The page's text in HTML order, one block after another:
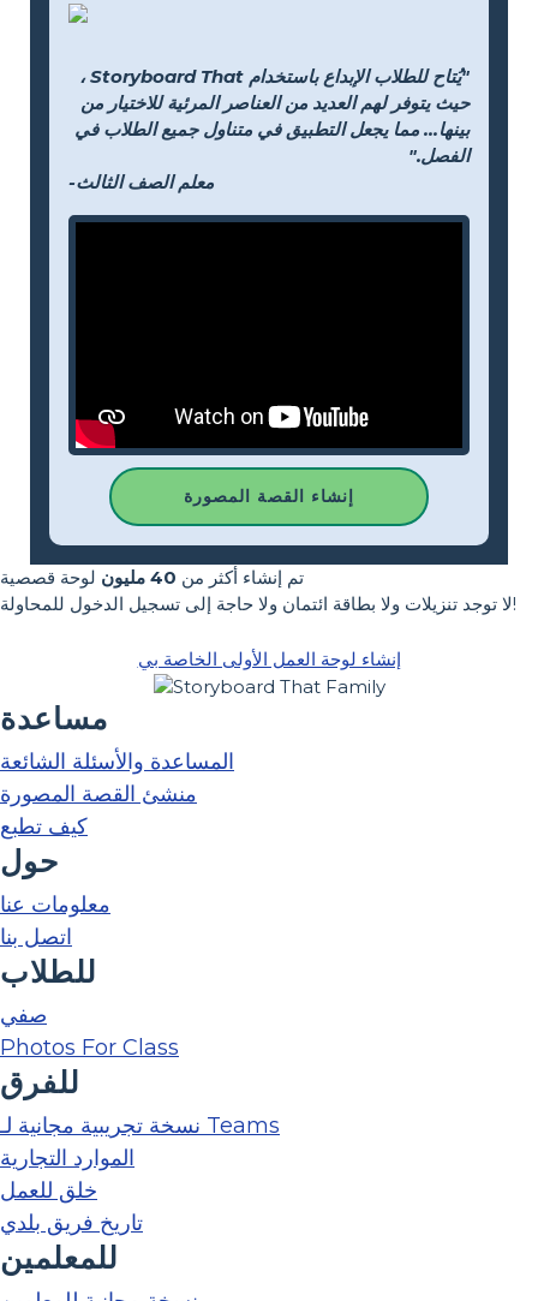
"يُتاح للطلاب الإبداع باستخدام Storyboard That ،
حيث يتوفر لهم العديد من العناصر المرئية للاختيار من
بينها... مما يجعل التطبيق في متناول جميع الطلاب في
الفصل."
-معلم الصف الثالث
إنشاء القصة المصورة
تم إنشاء أكثر من 40 مليون
لوحة قصصية
لا توجد تنزيلات ولا بطاقة ائتمان ولا حاجة إلى تسجيل الدخول للمحاولة!
إنشاء لوحة العمل الأولى الخاصة بي
مساعدة
المساعدة والأسئلة الشائعة
منشئ القصة المصورة
كيف تطبع
حول
معلومات عنا
اتصل بنا
للطلاب
صفي
Photos For Class
للفرق
نسخة تجريبية مجانية لـ Teams
الموارد التجارية
خلق للعمل
تاريخ فريق بلدي
للمعلمين